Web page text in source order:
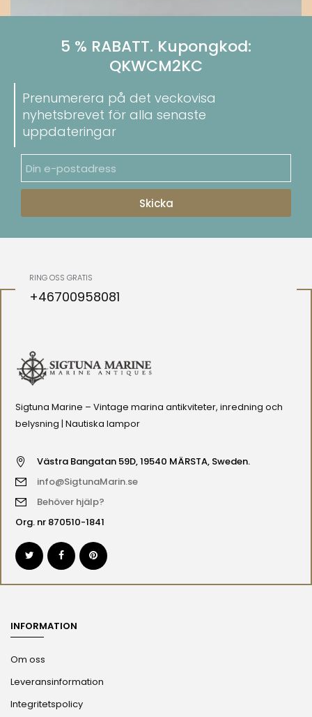
5 % RABATT. Kupongkod:
QKWCM2KC
Prenumerera på det veckovisa
nyhetsbrevet för alla senaste
uppdateringar
Skicka
RING OSS GRATIS
+46700958081
Sigtuna Marine – Vintage marina antikviteter, inredning och
belysning | Nautiska lampor
Västra Bangatan 59D, 19540 MÄRSTA, Sweden.
info@SigtunaMarin.se
Behöver hjälp?
Org. nr 870510-1841
INFORMATION
Om oss
Leveransinformation
Integritetspolicy